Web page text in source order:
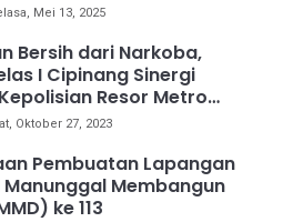
Mei 13, 2025
Bersih dari Narkoba,
I Cipinang Sinergi
Resor Metro
Oktober 27, 2023
Pembuatan Lapangan
Manunggal Membangun
ke 113